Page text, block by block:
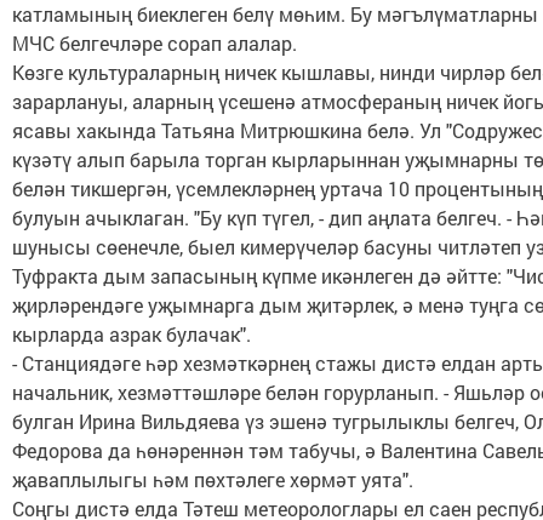
катламының биеклеген белү мөһим. Бу мәгълүматларны
МЧС белгечләре сорап алалар.
Көзге культураларның ничек кышлавы, нинди чирләр
зарарлануы, аларның үсешенә атмосфераның ничек
ясавы хакында Татьяна Митрюшкина белә. Ул
күзәтү алып барыла торган кыр­ларыннан уҗымнарны
белән тикшергән, үсемлекләрнең уртача 10
булуын ачыклаган. "Бу күп түгел, - дип аңлата белгеч. -
шунысы сөенечле, быел кимерүчеләр басуны читләтеп
Туфракта дым запасының күпме икәнлеген дә әйтте:
җирләрендәге уҗымнарга дым җитәрлек, ә менә туңга
кырларда азрак булачак".
- Станциядәге һәр хезмәткәрнең стажы дистә елдан
начальник, хезмәттәшләре белән горурланып. - Яшьләр
булган Ирина Вильдяева үз эшенә тугрылыклы белгеч,
Федорова да һөнәреннән тәм табучы, ә Валентина
җаваплылыгы һәм пөхтәлеге хөрмәт уята".
Соңгы дистә елда Тәтеш метеорологлары ел саен